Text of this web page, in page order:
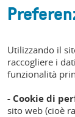
più
tour
è
Utilizzando il
raccogliere i
funzionalità
- Cookie di
sito web (cioè